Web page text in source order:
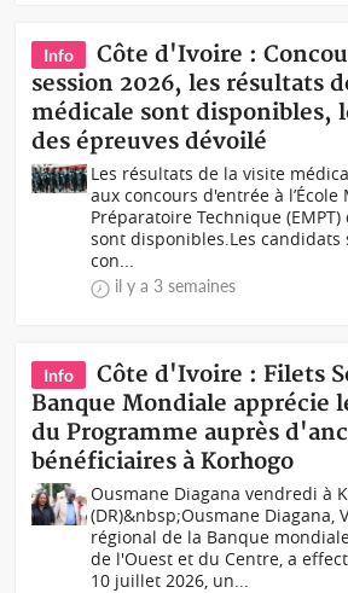
Info
Côte d'Ivoire :
session 2026, les résultats
médicale sont disponibles,
des épreuves dévoilé
Les résultats de la visite
aux concours d'entrée à
Préparatoire Technique
sont disponibles.Les candidats
con...
il y a 3 semaines
Info
Côte d'Ivoire : Filets
Banque Mondiale apprécie
du Programme auprès
bénéficiaires à Korhogo
Ousmane Diagana vendredi à
(DR)&nbsp;Ousmane Diagana,
régional de la Banque
de l'Ouest et du Centre, a
10 juillet 2026, un...